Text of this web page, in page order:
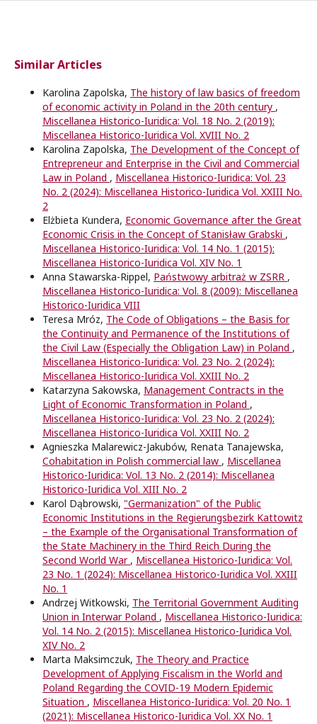
Similar Articles
Karolina Zapolska, The history of law basics of freedom
of economic activity in Poland in the 20th century ,
Miscellanea Historico-Iuridica: Vol. 18 No. 2 (2019):
Miscellanea Historico-Iuridica Vol. XVIII No. 2
Karolina Zapolska, The Development of the Concept of
Entrepreneur and Enterprise in the Civil and Commercial
Law in Poland , Miscellanea Historico-Iuridica: Vol. 23
No. 2 (2024): Miscellanea Historico-Iuridica Vol. XXIII No.
2
Elżbieta Kundera, Economic Governance after the Great
Economic Crisis in the Concept of Stanisław Grabski ,
Miscellanea Historico-Iuridica: Vol. 14 No. 1 (2015):
Miscellanea Historico-Iuridica Vol. XIV No. 1
Anna Stawarska-Rippel, Państwowy arbitraż w ZSRR ,
Miscellanea Historico-Iuridica: Vol. 8 (2009): Miscellanea
Historico-Iuridica VIII
Teresa Mróz, The Code of Obligations – the Basis for
the Continuity and Permanence of the Institutions of
the Civil Law (Especially the Obligation Law) in Poland ,
Miscellanea Historico-Iuridica: Vol. 23 No. 2 (2024):
Miscellanea Historico-Iuridica Vol. XXIII No. 2
Katarzyna Sakowska, Management Contracts in the
Light of Economic Transformation in Poland ,
Miscellanea Historico-Iuridica: Vol. 23 No. 2 (2024):
Miscellanea Historico-Iuridica Vol. XXIII No. 2
Agnieszka Malarewicz-Jakubów, Renata Tanajewska,
Cohabitation in Polish commercial law , Miscellanea
Historico-Iuridica: Vol. 13 No. 2 (2014): Miscellanea
Historico-Iuridica Vol. XIII No. 2
Karol Dąbrowski, "Germanization" of the Public
Economic Institutions in the Regierungsbezirk Kattowitz
– the Example of the Organisational Transformation of
the State Machinery in the Third Reich During the
Second World War , Miscellanea Historico-Iuridica: Vol.
23 No. 1 (2024): Miscellanea Historico-Iuridica Vol. XXIII
No. 1
Andrzej Witkowski, The Territorial Government Auditing
Union in Interwar Poland , Miscellanea Historico-Iuridica:
Vol. 14 No. 2 (2015): Miscellanea Historico-Iuridica Vol.
XIV No. 2
Marta Maksimczuk, The Theory and Practice
Development of Applying Fiscalism in the World and
Poland Regarding the COVID-19 Modern Epidemic
Situation , Miscellanea Historico-Iuridica: Vol. 20 No. 1
(2021): Miscellanea Historico-Iuridica Vol. XX No. 1